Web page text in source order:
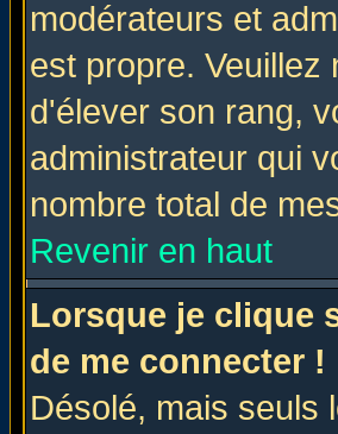
modérateurs et
est propre. Veuillez
d'élever son rang,
administrateur qui
nombre total de
Revenir en haut
Lorsque je clique
de me connecter !
Désolé, mais seuls